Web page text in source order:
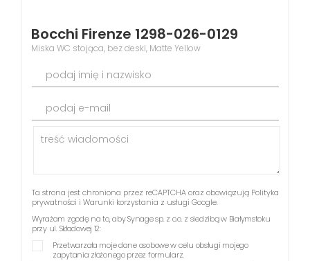
Bocchi Firenze 1298-026-0129
Miska WC stojąca, bez deski, Matte Yellow
podaj imię i nazwisko
podaj e-mail
Ta strona jest chroniona przez reCAPTCHA oraz obowiązują Polityka
prywatności i Warunki korzystania z usługi Google.
Wyrażam zgodę na to, aby Synage sp. z o.o. z siedzibą w Białymstoku
przy ul. Składowej 12:
Przetwarzała moje dane osobowe w celu obsługi mojego
zapytania złożonego przez formularz.